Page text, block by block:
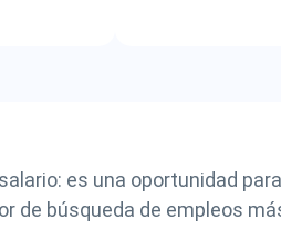
es una oportunidad
de búsqueda de empleos